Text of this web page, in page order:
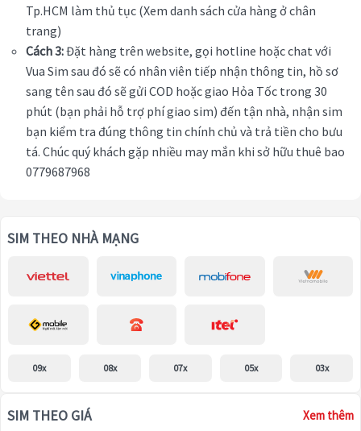
Tp.HCM làm thủ tục (Xem danh sách cửa hàng ở chân
trang)
Cách 3:Đặt hàng trên website, gọi hotline hoặc chat với
Vua Sim sau đó sẽ có nhân viên tiếp nhận thông tin, hồ sơ
sang tên sau đó sẽ gửi COD hoặc giao Hỏa Tốc trong 30
phút (bạn phải hỗ trợ phí giao sim) đến tận nhà, nhận sim
bạn kiểm tra đúng thông tin chính chủ và trả tiền cho bưu
tá. Chúc quý khách gặp nhiều may mắn khi sở hữu thuê bao
0779687968
SIM THEO NHÀ MẠNG
09x 08x 07x 05x 03x
SIM THEO GIÁ Xem thêm